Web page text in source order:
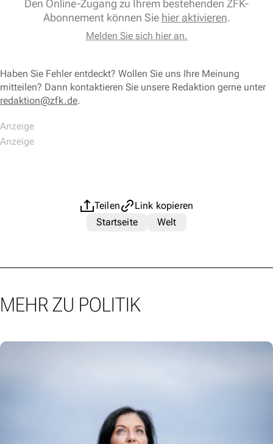
Den Online-Zugang zu Ihrem bestehenden ZFK-
Abonnement können Sie hier aktivieren.
Melden Sie sich hier an.
Haben Sie Fehler entdeckt? Wollen Sie uns Ihre Meinung
mitteilen? Dann kontaktieren Sie unsere Redaktion gerne unter
redaktion@zfk.de.
Teilen
Link kopieren
Startseite
Welt
MEHR ZU POLITIK